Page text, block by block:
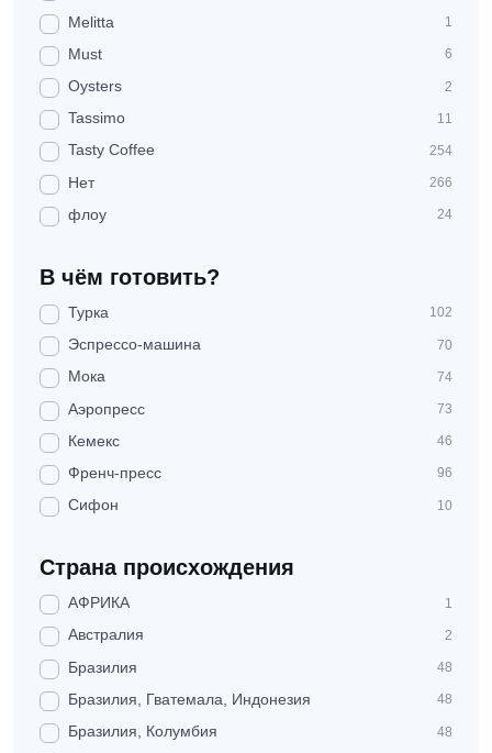
Melitta 1
Must 6
Oysters 2
Tassimo 11
Tasty Coffee 254
Нет 266
флоу 24
В чём готовить?
Турка 102
Эспрессо-машина 70
Мока 74
Аэропресс 73
Кемекс 46
Френч-пресс 96
Сифон 10
Страна происхождения
АФРИКА 1
Австралия 2
Бразилия 48
Бразилия, Гватемала, Индонезия 48
Бразилия, Колумбия 48